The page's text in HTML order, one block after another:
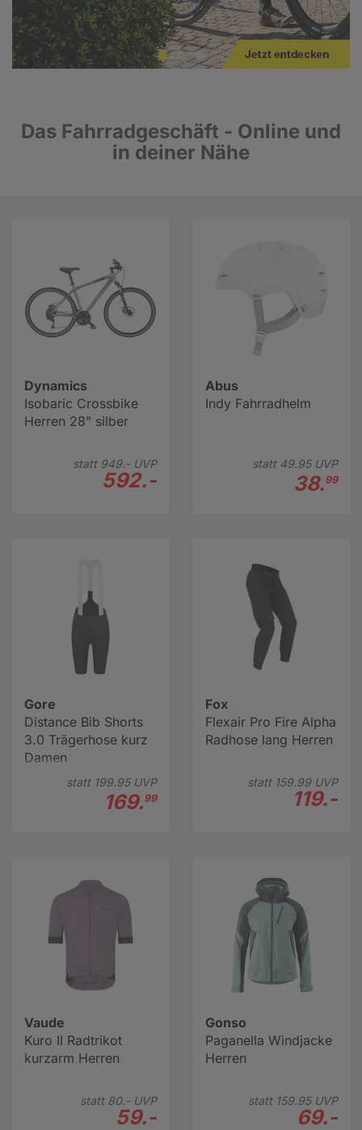
Das Fahrradgeschäft - Online und
in deiner Nähe
Dynamics
Isobaric Crossbike
Herren 28" silber
statt 949.-UVP
592.-
Abus
Indy Fahrradhelm
statt 49.95UVP
38.99
Gore
Distance Bib Shorts
3.0 Trägerhose kurz
Damen
statt 199.95UVP
169.99
Fox
Flexair Pro Fire Alpha
Radhose lang Herren
statt 159.99UVP
119.-
Vaude
Kuro II Radtrikot
kurzarm Herren
statt 80.-UVP
59.-
Gonso
Paganella Windjacke
Herren
statt 159.95UVP
69.-